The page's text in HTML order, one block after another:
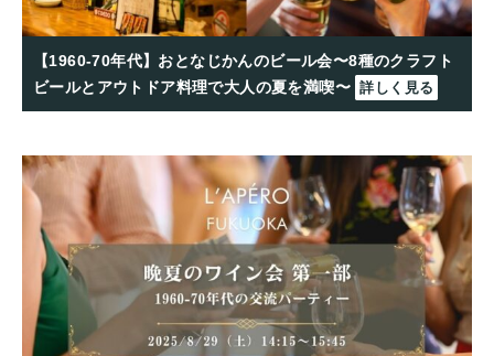
【1960-70年代】おとなじかんのビール会〜8種のクラフト
ビールとアウトドア料理で大人の夏を満喫〜 詳しく見る